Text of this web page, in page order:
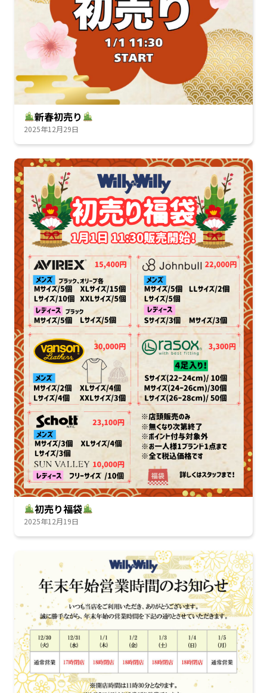
新春初売り
2025年12月29日
初売り福袋
2025年12月19日